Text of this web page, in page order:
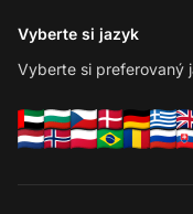
Vyberte si jazyk
Vyberte si preferovaný